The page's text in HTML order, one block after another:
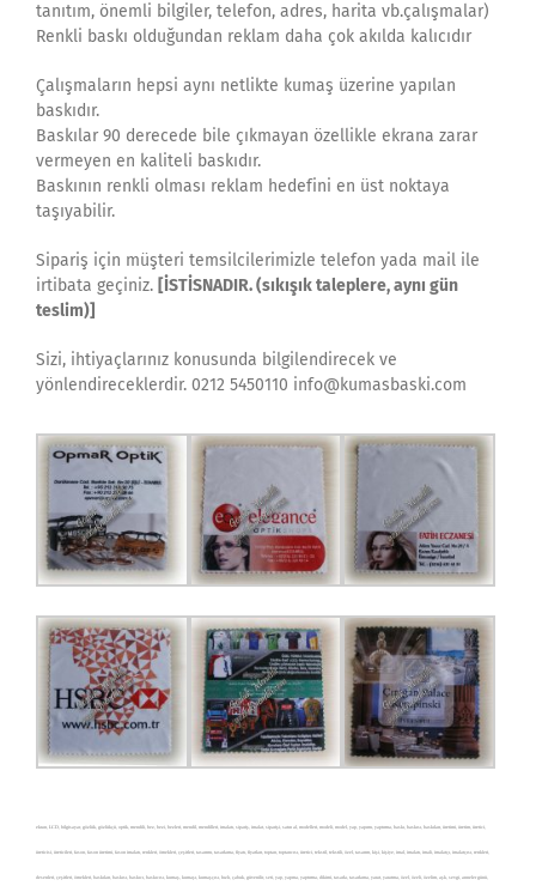
tanıtım, önemli bilgiler, telefon, adres, harita vb.çalışmalar)
Renkli baskı olduğundan reklam daha çok akılda kalıcıdır
Çalışmaların hepsi aynı netlikte kumaş üzerine yapılan
baskıdır.
Baskılar 90 derecede bile çıkmayan özellikle ekrana zarar
vermeyen en kaliteli baskıdır.
Baskının renkli olması reklam hedefini en üst noktaya
taşıyabilir.
Sipariş için müşteri temsilcilerimizle telefon yada mail ile
irtibata geçiniz. [İSTİSNADIR. (sıkışık taleplere, aynı gün
teslim)]
Sizi, ihtiyaçlarınız konusunda bilgilendirecek ve
yönlendireceklerdir. 0212 5450110 info@kumasbaski.com
ekran, LCD, bilgisayar, gözlük, gözlükçü, optik, mendili, bez, bezi, bezleri, mendil, mendilleri, imalatı, sipariş, imalat, siparişi, satın al, modelleri, modeli, model, yap, yapımı, yaptırma, baskı, baskısı, baskıları, üretimi, üretim, üretici,
üreticisi, üreticileri, fason, fason üretimi, fason imalatı, renkleri, örnekleri, çeşitleri, tasarımı, tasarlama, fiyatı, fiyatları, toptan, toptancısı, üretici, tekstil, tekstili, özel, tasarım, kişi, kişiye, imal, imalatı, imali, imalatçı, imalatçısı, renkleri,
desenleri, çeşitleri, örnekleri, baskıları, baskısı, baskıcı, baskıcısı, kumaş, kumaşı, kumaşçısı, hızlı, çabuk, güvenilir, seti, yap, yapma, yaptırma, dikimi, tasarla, tasarlama, yarat, yaratma, özel, özeli, özelim, aşk, sevgi, anneler günü,